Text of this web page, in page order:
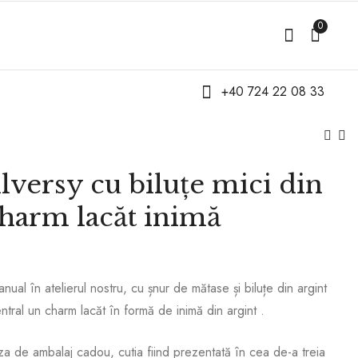
0
+40 724 22 08 33
Brățări Couple Codul
Morse – TE IUBESC
104,00
Brățară Silversy cu
biluțe mici și charm
cu biluțe mici din
lacăt inimă
în atelierul nostru, cu șnur de mătase și biluțe din argint
un charm lacăt în formă de inimă din argint .
de ambalaj cadou, cutia fiind prezentată în cea de-a treia